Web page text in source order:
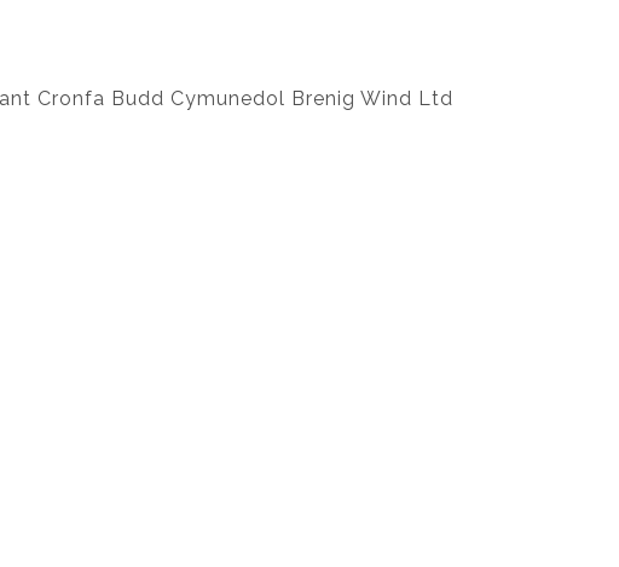
Cronfa Budd Cymunedol Brenig Wind Ltd